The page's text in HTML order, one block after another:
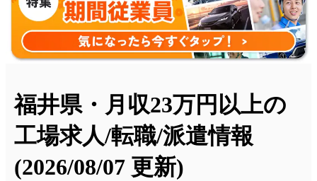
福井県・月収23万円以上の
工場求人/転職/派遣情報
(2026/08/07 更新)